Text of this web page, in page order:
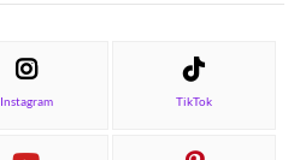
Instagram TikTok